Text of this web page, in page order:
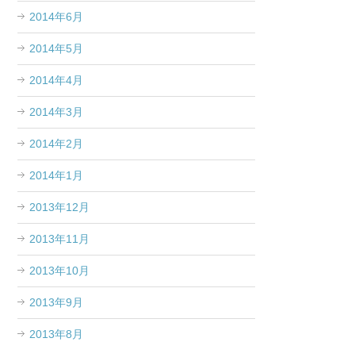
2014年6月
2014年5月
2014年4月
2014年3月
2014年2月
2014年1月
2013年12月
2013年11月
2013年10月
2013年9月
2013年8月